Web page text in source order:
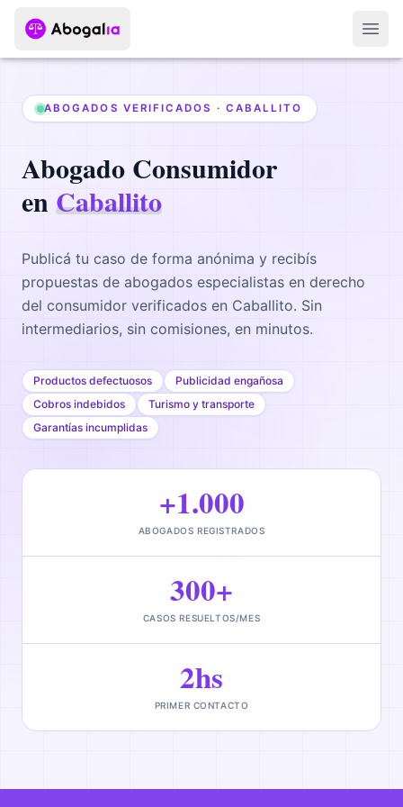
ABOGADOS VERIFICADOS · CABALLITO
Abogado Consumidor
enCaballito
Publicá tu caso de forma anónima y recibís
propuestas de abogados especialistas en derecho
del consumidor verificados en Caballito. Sin
intermediarios, sin comisiones, en minutos.
Productos defectuosos
Publicidad engañosa
Cobros indebidos
Turismo y transporte
Garantías incumplidas
+1.000
ABOGADOS REGISTRADOS
300+
CASOS RESUELTOS/MES
2hs
PRIMER CONTACTO